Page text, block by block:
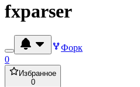
fxparser
Форк
0
Избранное
0